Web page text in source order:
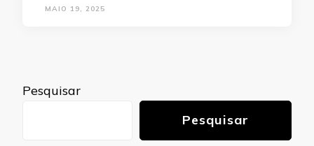
MAIO 19, 2025
Pesquisar
Pesquisar